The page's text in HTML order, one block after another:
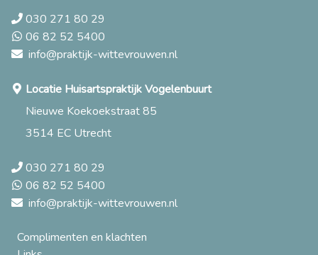
030 271 80 29
06 82 52 5400
info@praktijk-wittevrouwen.nl
Locatie Huisartspraktijk Vogelenbuurt
Nieuwe Koekoekstraat 85
3514 EC Utrecht
030 271 80 29
06 82 52 5400
info@praktijk-wittevrouwen.nl
Complimenten en klachten